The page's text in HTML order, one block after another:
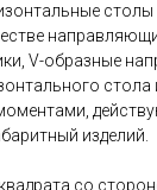
V-образные
стола
изделий.
со